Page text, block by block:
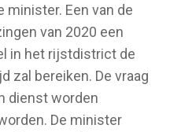
minister. Een van de
van 2020 een
in het rijstdistrict de
zal bereiken. De vraag
dienst worden
De minister